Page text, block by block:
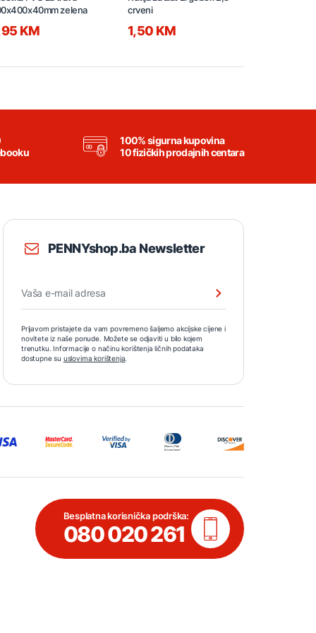
zelena
KM
crveni
1,50 KM
100% sigurna kupovina
10 fizičkih prodajnih centara
PENNYshop.ba Newsletter
Prijavom pristajete da vam povremeno šaljemo akcijske cijene i
novitete iz naše ponude. Možete se odjaviti u bilo kojem
trenutku. Informacije o načinu korištenja ličnih podataka
dostupne su uslovima korištenja.
Besplatna korisnička podrška:
080 020 261